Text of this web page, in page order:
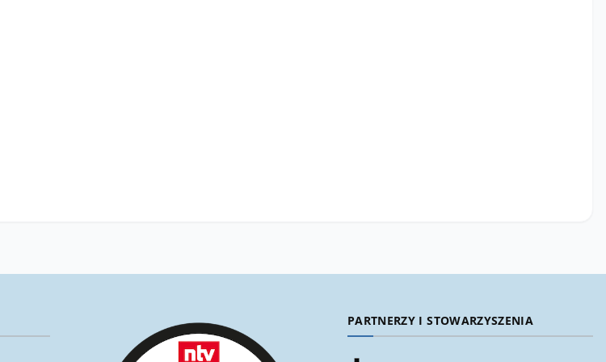
PARTNERZY I STOWARZYSZENIA